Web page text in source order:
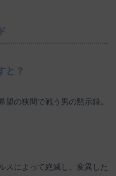
と？
の狭間で戦う男の黙示録。
スによって絶滅し、変異した